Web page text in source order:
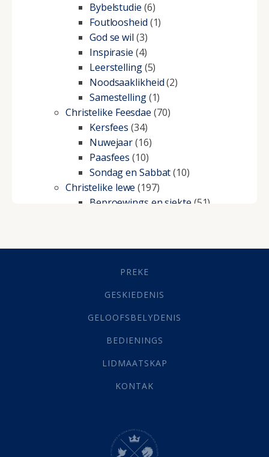
Bybelstudie (6)
Foutloosheid (1)
God se wil (3)
Inspirasie (4)
Leerstelling(5)
Noodsaaklikheid(2)
Samestelling(1)
Christelike Feesdae (70)
Kersfees (34)
Nuwejaar(16)
Paasfees (10)
Sondag en Sabbat(10)
Christelike lewe (197)
Beproewings en siekte (51)
Geestelike Groei(10)
(21)
Grys Areas(4)
Lewensdoel(3)
Selfondersoek(1)
Werk(22)
(142)
Hemel (31)
PREKE
GESKIEDENIS
GELOOFSBELYDENIS
BEDIENINGS
LIDMAATSKAP
KONTAK